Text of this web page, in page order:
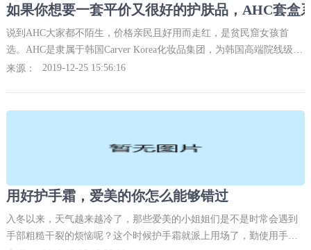
说到AHC大家都不陌生，价格亲民且好用而走红，是贫民窟女孩首
选。AHC是隶属于韩国Carver Korea化妆品集团，为韩国高端院线级
SPA护肤品牌，也是功效性化妆品牌，核心价值就是帮助女性寻找专
来源： 2019-12-25 15:56:16
用好护手霜，爱美的你怎么能够错过
入冬以来，天气越来越冷了，那些爱美的小姐姐们是不是时常会遇到
手部粗糙干裂的烦恼呢？这个时候护手霜就派上用场了，勤使用手部